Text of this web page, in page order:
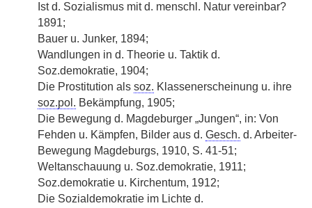
Ist d. Sozialismus mit d. menschl. Natur vereinbar?
1891;
Bauer u. Junker, 1894;
Wandlungen in d. Theorie u. Taktik d.
Soz.demokratie, 1904;
Die Prostitution als soz. Klassenerscheinung u. ihre
soz.pol. Bekämpfung, 1905;
Die Bewegung d. Magdeburger „Jungen“, in: Von
Fehden u. Kämpfen, Bilder aus d. Gesch. d. Arbeiter-
Bewegung Magdeburgs, 1910, S. 41-51;
Weltanschauung u. Soz.demokratie, 1911;
Soz.demokratie u. Kirchentum, 1912;
Die Sozialdemokratie im Lichte d.